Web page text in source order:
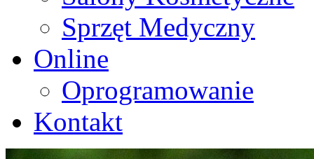
Sprzęt Medyczny
Online
Oprogramowanie
Kontakt